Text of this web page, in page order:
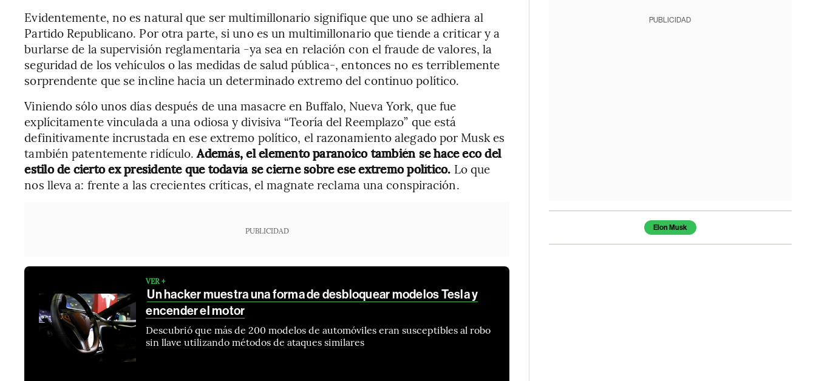
Evidentemente, no es natural que ser multimillonario signifique que uno se adhiera al
Partido Republicano. Por otra parte, si uno es un multimillonario que tiende a criticar y a
burlarse de la supervisión reglamentaria -ya sea en relación con el fraude de valores, la
seguridad de los vehículos o las medidas de salud pública-, entonces no es terriblemente
sorprendente que se incline hacia un determinado extremo del continuo político.
Viniendo sólo unos días después de una masacre en Buffalo, Nueva York, que fue
explícitamente vinculada a una odiosa y divisiva “Teoría del Reemplazo” que está
definitivamente incrustada en ese extremo político, el razonamiento alegado por Musk es
también patentemente ridículo.Además, el elemento paranoico también se hace eco del
estilo de cierto ex presidente que todavía se cierne sobre ese extremo político. Lo que
nos lleva a: frente a las crecientes críticas, el magnate reclama una conspiración.
PUBLICIDAD
VER +
Un hacker muestra una forma de desbloquear modelos Tesla y
encender el motor
Descubrió que más de 200 modelos de automóviles eran susceptibles al robo
sin llave utilizando métodos de ataques similares
PUBLICIDAD
Temas de este artículoElon Musk